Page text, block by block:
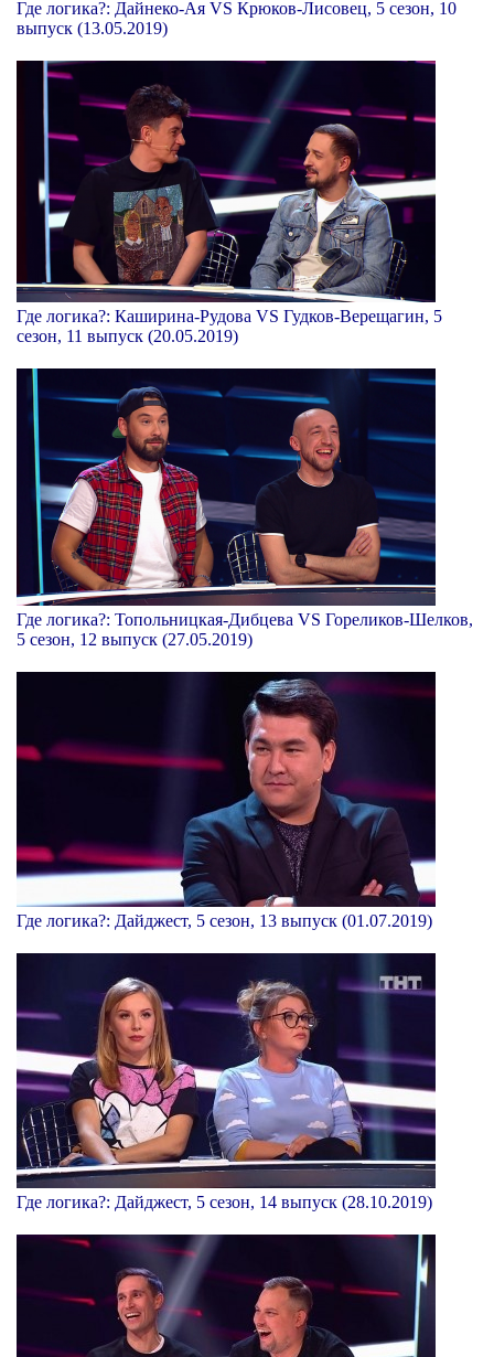
Где логика?: Дайнеко-Ая VS Крюков-Лисовец, 5 сезон, 10
выпуск (13.05.2019)
Где логика?: Каширина-Рудова VS Гудков-Верещагин, 5
сезон, 11 выпуск (20.05.2019)
Где логика?: Топольницкая-Дибцева VS Гореликов-Шелков,
5 сезон, 12 выпуск (27.05.2019)
Где логика?: Дайджест, 5 сезон, 13 выпуск (01.07.2019)
Где логика?: Дайджест, 5 сезон, 14 выпуск (28.10.2019)